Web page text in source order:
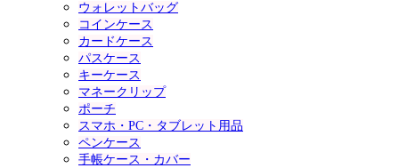
ウォレットバッグ
コインケース
カードケース
パスケース
キーケース
マネークリップ
ポーチ
スマホ・PC・タブレット用品
ペンケース
手帳ケース・カバー